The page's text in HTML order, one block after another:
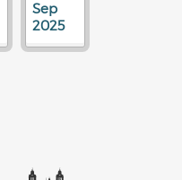
Sep
2025